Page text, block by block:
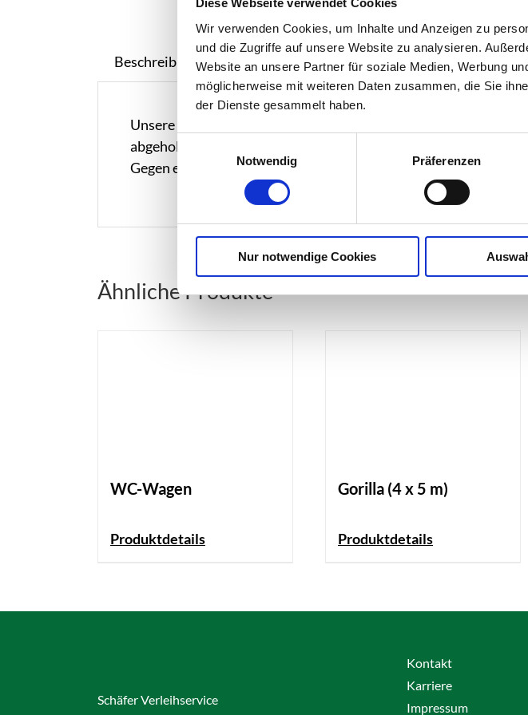
Diese Webseite verwendet Cookies
Wir verwenden Cookies, um Inhalte und Anzeigen zu
und die Zugriffe auf unsere Website zu analysieren.
Website an unsere Partner für soziale Medien, Werbung
möglicherweise mit weiteren Daten zusammen, die Sie
der Dienste gesammelt haben.
Einwilligungsauswahl
Notwendig
Präferenzen
Nur notwendige Cookies
Beschreibung
Unsere Hüpfburgen befinden sich in einem kleinen 750kg
abgeholt werden.
Gegen einen Aufpreis liefern wir die gewünschte Hüpfburg
Ähnliche Produkte
WC-Wagen
Produktdetails
Gorilla (4 x 5 m)
Produktdetails
Schäfer Verleihservice
Kontakt
Karriere
Impressum